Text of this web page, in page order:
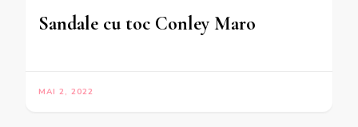
Sandale cu toc Conley Maro
MAI 2, 2022